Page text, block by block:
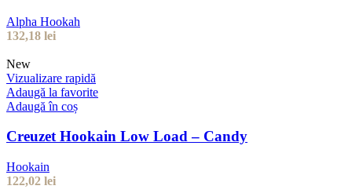
Alpha Hookah
132,18 lei
New
Vizualizare rapidă
Adaugă la favorite
Adaugă în coș
Creuzet Hookain Low Load – Candy
Hookain
122,02 lei